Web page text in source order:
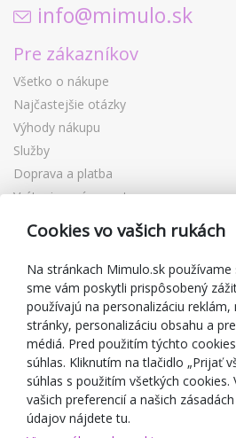
info@mimulo.sk
Pre zákazníkov
Všetko o nákupe
Najčastejšie otázky
Výhody nákupu
Služby
Doprava a platba
Vrátenie a výmena tovaru
Reklamácia
Darčekové poukážky
Zľavové kupóny
Blog
O predajcovi
Mimulo.sk
Obchodné podmienky
Ochrana osobných údajov GDPR
Kontakty
Cookies vo vašich rukách
Na stránkach Mimulo.sk
sme vám poskytli prispôsobený
používajú na personalizáciu reklám,
stránky, personalizáciu obsahu a
médiá. Pred použitím týchto
súhlas. Kliknutím na tlačidlo „Prijať
súhlas s použitím všetkých cookies.
vašich preferencií a našich
údajov nájdete tu.